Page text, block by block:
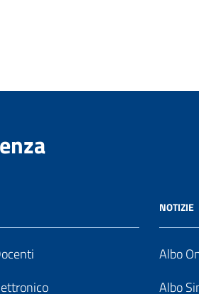
NOTIZIE
Albo
Albo